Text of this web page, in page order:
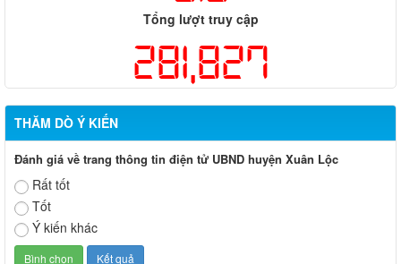
Tổng lượt truy cập
281,827
THĂM DÒ Ý KIẾN
Đánh giá về trang thông tin điện tử UBND huyện Xuân Lộc
Rất tốt
Tốt
Ý kiến khác